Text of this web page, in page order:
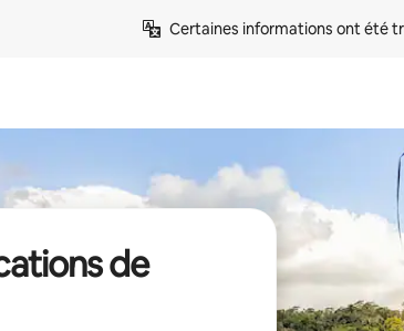
Certaines informations ont été
de